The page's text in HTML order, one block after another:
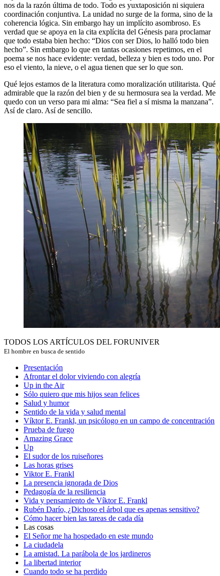
nos da la razón última de todo. Todo es yuxtaposición ni siquiera
coordinación conjuntiva. La unidad no surge de la forma, sino de la
coherencia lógica. Sin embargo hay un implícito asombroso. Es
verdad que se apoya en la cita explícita del Génesis para proclamar
que todo estaba bien hecho: “Dios con ser Dios, lo halló todo bien
hecho”. Sin embargo lo que en tantas ocasiones repetimos, en el
poema se nos hace evidente: verdad, belleza y bien es todo uno. Por
eso el viento, la nieve, o el agua tienen que ser lo que son.
Qué lejos estamos de la literatura como moralización utilitarista. Qué
admirable que la razón del bien y de su hermosura sea la verdad. Me
quedo con un verso para mi alma: “Sea fiel a sí misma la manzana”.
Así de claro. Así de sencillo.
TODOS LOS ARTÍCULOS DEL FORUNIVER
El hombre en busca de sentido
Presentación
Afrontar el dolor viviendo con alegría
Up in the Air
Sólo quiero que mis hijos sean felices
Salud y humor
Sentido de la vida y salud mental
Víktor E. Frankl, un psicólogo en un campo de concentración
Prueba de fuego
Amazing Grace
Up
El sudor de los ruiseñores
Las horas grises
Viktor E. Frankl
La presencia ignorada de Dios
Pedagogía de la resiliencia
Vida y pensamiento de Víktor E. Frankl
Rubén Darío, ¿Dichoso el árbol que es apenas sensitivo?
Cómo hacer bien las tareas de cada día
Las cosas
El Señor me ha hospedado en este mundo
La ciudadela
La amistad. La parábola de los jardineros
La libertad interior
Cuando todo se ha perdido